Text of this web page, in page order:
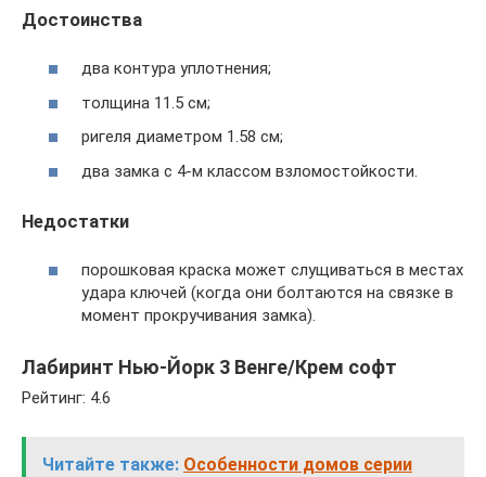
Достоинства
два контура уплотнения;
толщина 11.5 см;
ригеля диаметром 1.58 см;
два замка с 4-м классом взломостойкости.
Недостатки
порошковая краска может слущиваться в местах
удара ключей (когда они болтаются на связке в
момент прокручивания замка).
Лабиринт Нью-Йорк 3 Венге/Крем софт
Рейтинг: 4.6
Читайте также: Особенности домов серии